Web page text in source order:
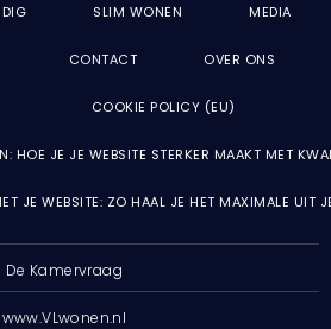
SLIM WONEN MEDIA
CONTACT OVER ONS
COOKIE POLICY (EU)
HOE JE JE WEBSITE STERKER MAAKT MET
JE WEBSITE: ZO HAAL JE HET MAXIMALE UIT
De Kamervraag
www.VLwonen.nl